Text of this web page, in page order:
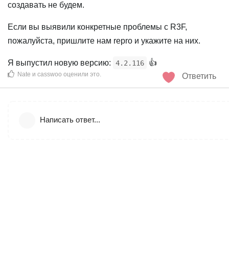
создавать не будем.
Если вы выявили конкретные проблемы с R3F,
пожалуйста, пришлите нам repro и укажите на них.
Я выпустил новую версию: 4.2.116
👍️
Ответить
Nate и casswoo оценили это.
Написать ответ...